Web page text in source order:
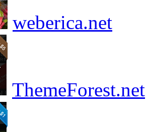
weberica.net
ThemeForest.net